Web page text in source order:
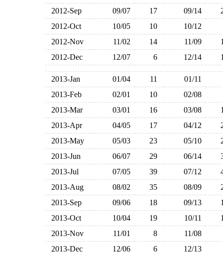
2012-Sep
09/07 17 09/14
2012-Oct
10/05 10
10/12
2012-Nov
11/02 14 11/09
2012-Dec
12/07 6 12/14
2013-Jan 01/04 11
01/11
2013-Feb
02/01 10
02/08
2013-Mar
03/01 16 03/08
2013-Apr
04/05 17 04/12
2013-May
05/03 23 05/10
2013-Jun
06/07 29 06/14
2013-Jul
07/05 39 07/12
2013-Aug
08/02 35 08/09
2013-Sep
09/06 18 09/13
2013-Oct
10/04 19 10/11
2013-Nov
11/01 8
11/08
2013-Dec
12/06 6 12/13